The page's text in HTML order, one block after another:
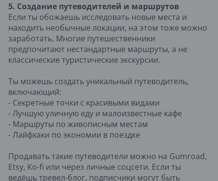
5. Создание путеводителей и маршрутов
Если ты обожаешь исследовать новые места и
находить необычные локации, на этом тоже можно
заработать. Многие путешественники
предпочитают нестандартные маршруты, а не
классические туристические экскурсии.
Ты можешь создать уникальный путеводитель,
включающий:
- Секретные точки с красивыми видами
- Лучшую уличную еду и малоизвестные кафе
- Маршруты по живописным местам
- Лайфхаки по экономии в поездке
Продавать такие путеводители можно на Gumroad,
Etsy, Ko-fi или через личные соцсети. Если ты
ведёшь тревел-блог, подписчики могут быть